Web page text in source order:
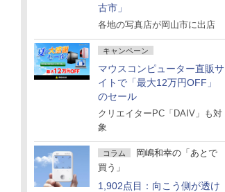
古市」
各地の写真店が岡山市に出店
キャンペーン
マウスコンピューター直販サ
イトで「最大12万円OFF」
のセール
クリエイターPC「DAIV」も対
象
コラム
岡嶋和幸の「あとで
買う」
1,902点目：向こう側が透け